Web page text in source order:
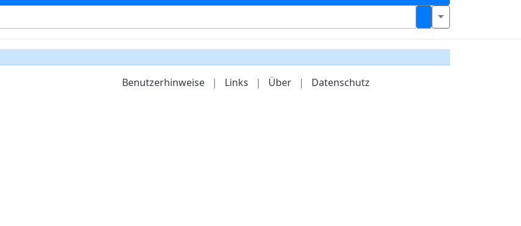
Benutzerhinweise | Links | Über | Datenschutz